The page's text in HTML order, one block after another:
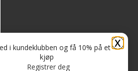
X
i kundeklubben og få 10% på et
kjøp
Registrer deg